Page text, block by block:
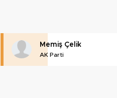
Memiş Çelik
AK Parti